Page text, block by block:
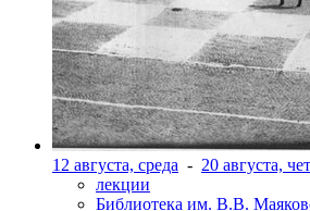
12 августа, среда - 20 августа,
лекции
Библиотека им. В.В.